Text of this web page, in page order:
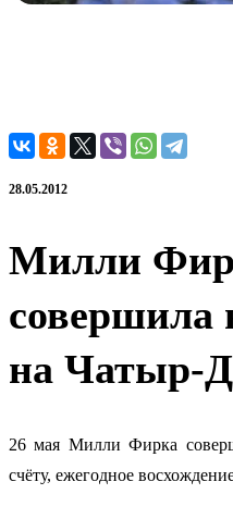
28.05.2012
Милли
совершила
на Чатыр-
26 мая Милли Фирка
счёту, ежегодное